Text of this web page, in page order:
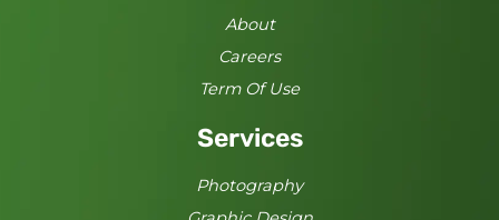
About
Careers
Term Of Use
Services
Photography